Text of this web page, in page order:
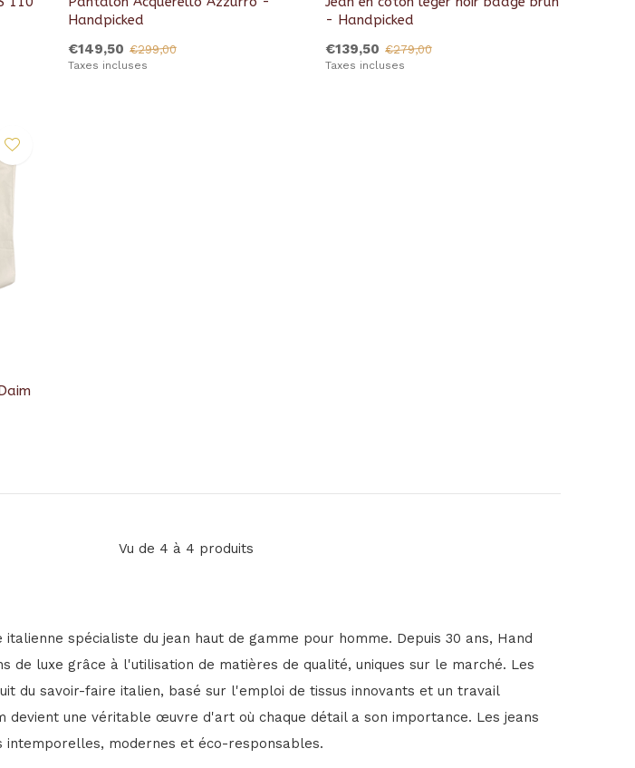
Handpicked
€149,50 €299,00
Taxes incluses
- Handpicked
€139,50 €279,00
Taxes incluses
Vu de 4 à 4 produits
italienne spécialiste du jean haut de gamme pour homme. Depuis 30 ans, Hand
de luxe grâce à l'utilisation de matières de qualité, uniques sur le marché. Les
du savoir-faire italien, basé sur l'emploi de tissus innovants et un travail
devient une véritable œuvre d'art où chaque détail a son importance. Les jeans
intemporelles, modernes et éco-responsables.